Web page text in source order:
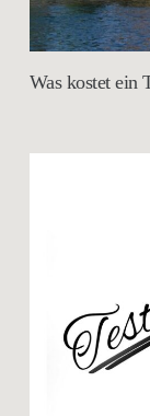
Was kostet ein